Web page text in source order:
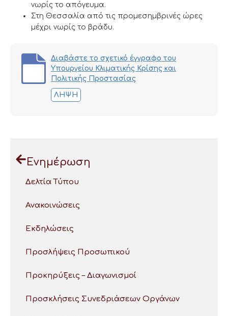
νωρίς το απόγευμα.
Στη Θεσσαλία από τις προμεσημβρινές ώρες
μέχρι νωρίς το βράδυ.
Διαβάστε το σχετικό έγγραφο του
Υπουργείου Κλιματικής Κρίσης και
Πολιτικής Προστασίας
ΛΉΨΗ
Ενημέρωση
Δελτία Τύπου
Ανακοινώσεις
Εκδηλώσεις
Προσλήψεις Προσωπικού
Προκηρύξεις – Διαγωνισμοί
Προσκλήσεις Συνεδριάσεων Οργάνων